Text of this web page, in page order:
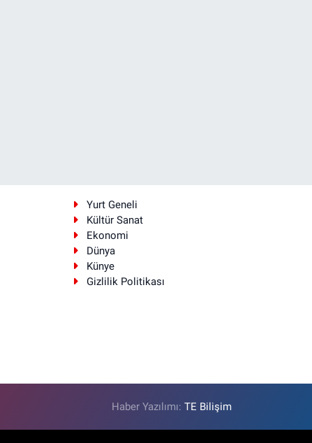
Yurt Geneli
Kültür Sanat
Ekonomi
Dünya
Künye
Gizlilik Politikası
Haber Yazılımı:TE Bilişim